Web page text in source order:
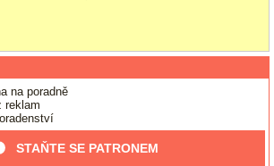
na poradně
reklam
STAŇTE SE PATRONEM